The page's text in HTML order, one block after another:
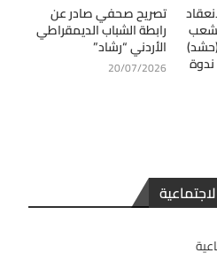
الذكرى 37 لانعقاد
(حشد)
تصريح صحفي صادر عن
رابطة الشباب الديمقراطي
الأردني “رشاد”
20/07/2026